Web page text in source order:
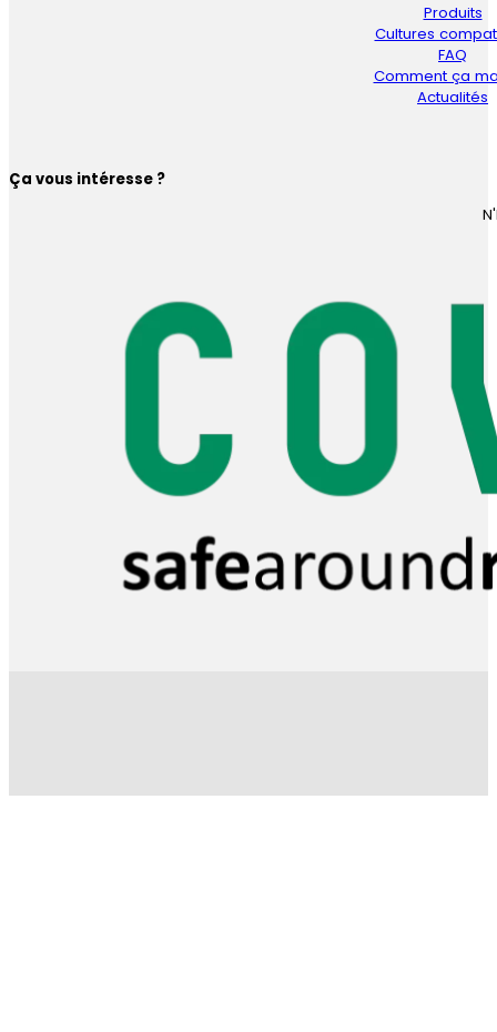
Produits
Cultures
FAQ
Comment ça
Actualités
Ça vous intéresse ?